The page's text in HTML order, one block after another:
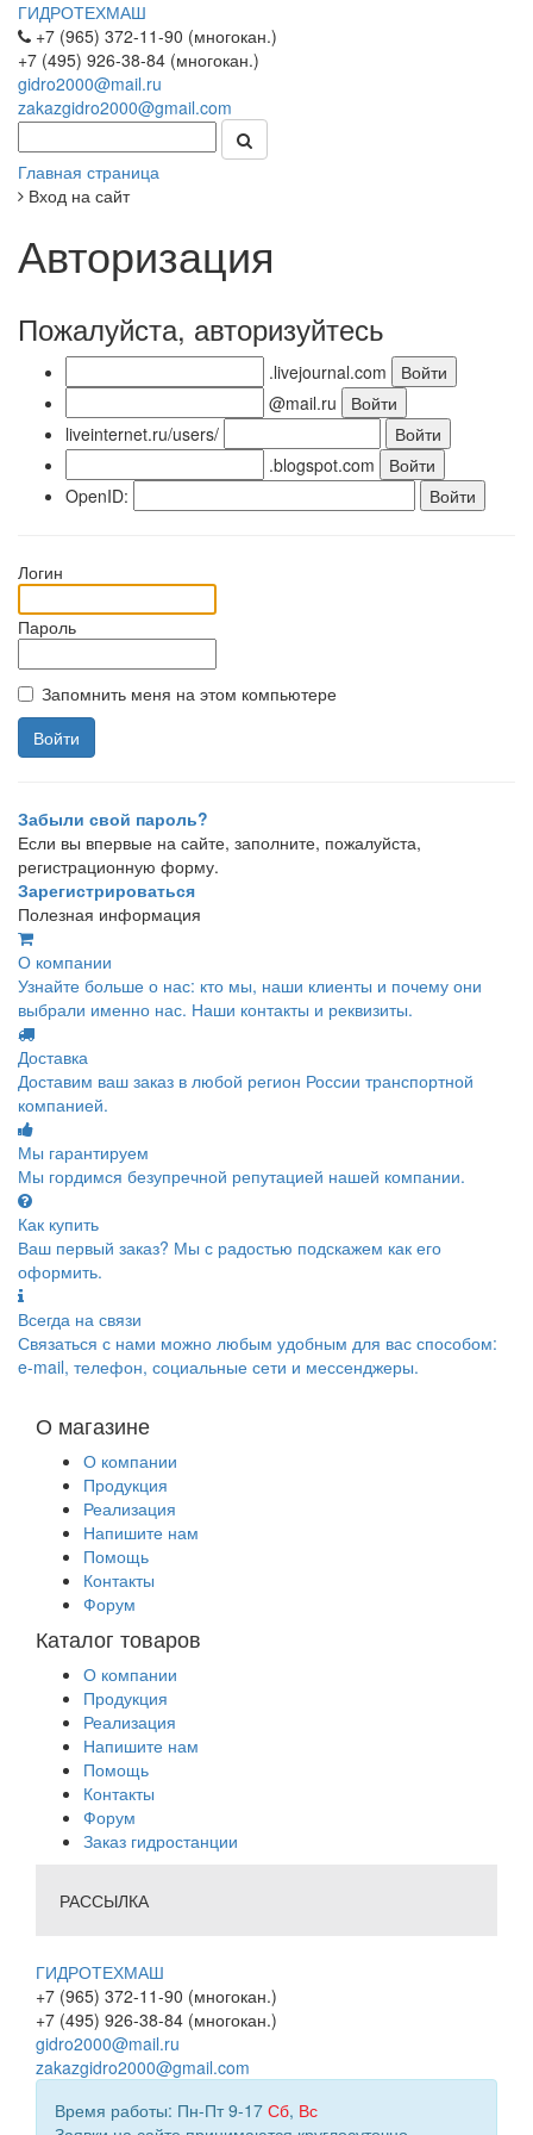
ГИДРОТЕХМАШ
+7 (965) 372-11-90 (многокан.)
+7 (495) 926-38-84 (многокан.)
gidro2000@mail.ru
zakazgidro2000@gmail.com
Главная страница
Вход на сайт
Авторизация
Пожалуйста, авторизуйтесь
.livejournal.com
@mail.ru
liveinternet.ru/users/
.blogspot.com
OpenID:
Логин
Пароль
Запомнить меня на этом компьютере
Забыли свой пароль?
Если вы впервые на сайте, заполните, пожалуйста,
регистрационную форму.
Зарегистрироваться
Полезная информация
О компании
Узнайте больше о нас: кто мы, наши клиенты и почему они
выбрали именно нас. Наши контакты и реквизиты.
Доставка
Доставим ваш заказ в любой регион России транспортной
компанией.
Мы гарантируем
Мы гордимся безупречной репутацией нашей компании.
Как купить
Ваш первый заказ? Мы с радостью подскажем как его
оформить.
Всегда на связи
Связаться с нами можно любым удобным для вас способом:
e-mail, телефон, социальные сети и мессенджеры.
О магазине
О компании
Продукция
Реализация
Напишите нам
Помощь
Контакты
Форум
Каталог товаров
О компании
Продукция
Реализация
Напишите нам
Помощь
Контакты
Форум
Заказ гидростанции
РАССЫЛКА
ГИДРОТЕХМАШ
+7 (965) 372-11-90 (многокан.)
+7 (495) 926-38-84 (многокан.)
gidro2000@mail.ru
zakazgidro2000@gmail.com
Время работы: Пн-Пт 9-17 Сб, Вс